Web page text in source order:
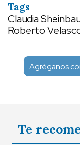
Tags
Claudia
Roberto
Agréganos
Te